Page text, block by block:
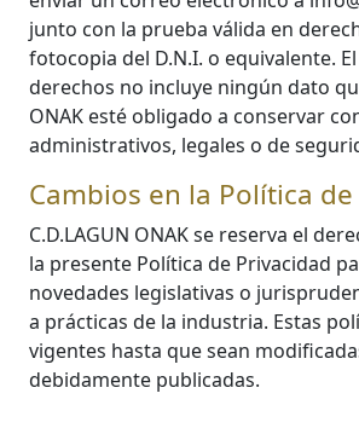
junto con la prueba válida en
fotocopia del D.N.I. o equivalente.
derechos no incluye ningún dato
ONAK esté obligado a conservar
administrativos, legales o de
Cambios en la Política
C.D.LAGUN ONAK se reserva el
la presente Política de Privacidad
novedades legislativas o
a prácticas de la industria. Estas
vigentes hasta que sean
debidamente publicadas.